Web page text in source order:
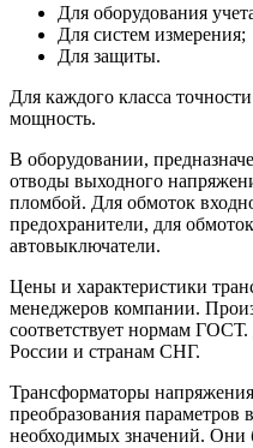
Для оборудования
Для систем измерения;
Для защиты.
Для каждого класса
мощность.
В оборудовании,
отводы выходного
пломбой. Для обмоток
предохранители, для
автовыключатели.
Цены и характеристики
менеджеров компании.
соответствует нормам
России и странам СНГ.
Трансформаторы
преобразования параметров
необходимых значений. Они